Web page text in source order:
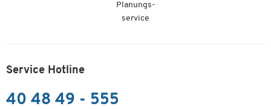
Planungs-
service
Service Hotline
40 48 49 - 555